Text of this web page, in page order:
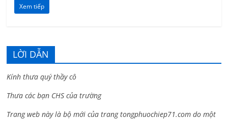
Xem tiếp
LỜI DẪN
Kính thưa quý thầy cô
Thưa các bạn CHS của trường
Trang web này là bộ mới của trang tongphuochiep71.com do một